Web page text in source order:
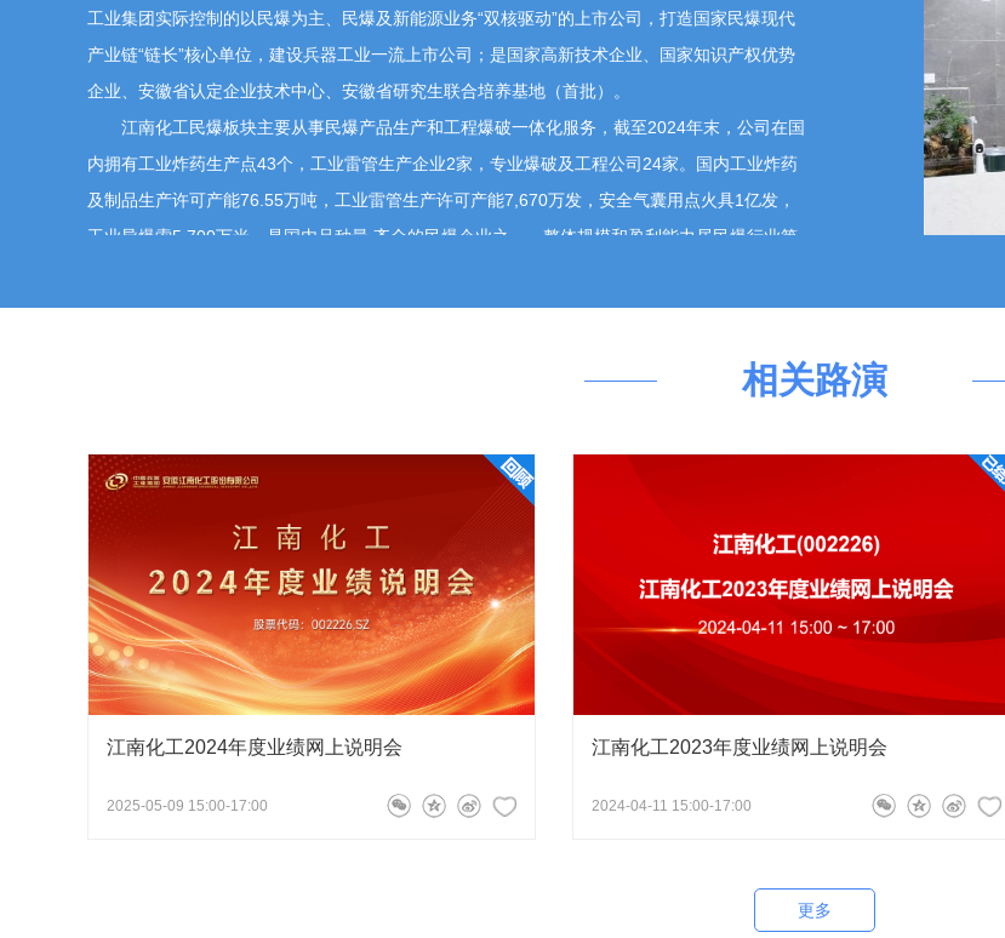
关注。
135****5277 问 副总裁、董事会秘书、总法律顾问王敦福
公司股价下周能大涨吗？
2026-05-15 16:51:57 副总裁、董事会秘书、总法律顾问王敦福
尊敬的投资者，感谢您对公司的关注。
请公司管理层回答奥信延迟五年这个时间周期的确定的理由是依据什么？奥信尽调目前进展具体情况到什么程
度？如果心中坦荡、没有愧对投资者的行为，请勇敢直面投资者的问题，对标对点回答，不要用一些华而不实
2026-05-15 16:51:19
尊敬的投资者，兵器工业集团已召开多次会议，积极研究论证奥信化工与江南化工的整合方案。但由于整合方
案涉及各方面情况较为复杂，奥信化工体量较大且涉及较多境外子标的，相关重组工作涉及面较广、核查工作
量较大，完成整合周期较长，加之兵器装备集团分立及与兵器工业集团重组按程序推进，兵器工业集团无法在
承诺到期日前履行完毕。 为确保整合方案成熟制定、稳妥推进，充分保障公司及全体股东利益，基于对实际情
况审慎分析，兵器工业集团延期5年履行解决同业竞争的承诺，即承诺到期日由2025年12月25日延期至2030年
12月25日，除履行承诺期限变更外，《中国兵器工业集团有限公司关于避免同业竞争的承诺函》中其他承诺内
容保持不变。同时，兵器工业集团将持续积极统筹协调各方，尽早解决同业竞争。感谢您对公司的关注。
173****4558 董事长杨世泽 2026-05-15 16:35:52
2026-05-15 16:49:41
工业集团实际控制的以民爆为主、民爆及新能源业务“双核驱动”的上市公司，打造国家民爆现代
产业链“链长”核心单位，建设兵器工业一流上市公司；是国家高新技术企业、国家知识产权优势
企业、安徽省认定企业技术中心、安徽省研究生联合培养基地（首批）。
江南化工民爆板块主要从事民爆产品生产和工程爆破一体化服务，截至2024年末，公司在国
内拥有工业炸药生产点43个，工业雷管生产企业2家，专业爆破及工程公司24家。国内工业炸药
及制品生产许可产能76.55万吨，工业雷管生产许可产能7,670万发，安全气囊用点火具1亿发，
工业导爆索5,700万米，是国内品种最 齐全的民爆企业之一，整体规模和盈利能力居民爆行业第
蒙古、刚果（金）、塞尔维亚等亚、非、欧国家和地区，是中国民爆行业走出国门的成功典范。
累计装机106万千瓦， 其中风电装机100万千瓦，光伏装机6万千瓦，主要分布在新疆、内蒙古、相关路演
江南化工2024年度业绩网上说明会
2025-05-09 15:00-17:00
江南化工2023年度业绩网上说明会
2024-04-11 15:00-17:00
更多